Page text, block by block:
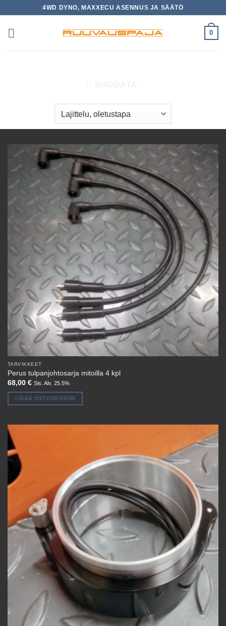
content
4WD DYNO, MAXXECU ASENNUS JA SÄÄTÖ
0
TARVIKKEET
Perus tulpanjohtosarja mitoilla 4 kpl
68,00 € Sis. Alv. 25.5%
LISÄÄ OSTOSKORIIN